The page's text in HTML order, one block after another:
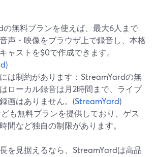
の無料プランを使えば、最大6人まで
声・映像をブラウザ上で録音し、本格
ャストを$0で作成できます。
)
は制約があります：StreamYardの無
ローカル録音は月2時間まで、ライブ
画はありません。(StreamYard)
も無料プランを提供しており、ゲス
間など独自の制限があります。
を見据えるなら、StreamYardは高品